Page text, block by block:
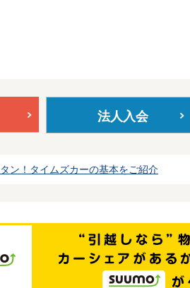
法人入会
ン！タイムズカーの基本をご紹介